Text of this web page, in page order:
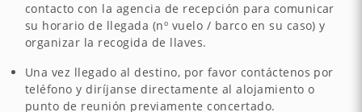
contacto con la agencia de recepción para comunicar
su horario de llegada (nº vuelo / barco en su caso) y
organizar la recogida de llaves.
Una vez llegado al destino, por favor contáctenos por
teléfono y diríjanse directamente al alojamiento o
punto de reunión previamente concertado.